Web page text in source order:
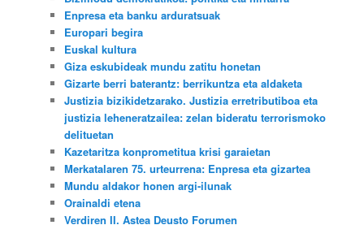
Enpresa eta banku arduratsuak
Europari begira
Euskal kultura
Giza eskubideak mundu zatitu honetan
Gizarte berri baterantz: berrikuntza eta aldaketa
Justizia bizikidetzarako. Justizia erretributiboa eta
justizia leheneratzailea: zelan bideratu terrorismoko
delituetan
Kazetaritza konprometitua krisi garaietan
Merkatalaren 75. urteurrena: Enpresa eta gizartea
Mundu aldakor honen argi-ilunak
Orainaldi etena
Verdiren II. Astea Deusto Forumen